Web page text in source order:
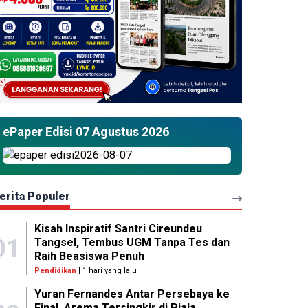
ePaper Edisi 07 Agustus 2026
Populer
Kisah Inspiratif Santri Cireundeu
Tangsel, Tembus UGM Tanpa Tes dan
Raih Beasiswa Penuh
Pendidikan | 1 hari yang lalu
Yuran Fernandes Antar Persebaya ke